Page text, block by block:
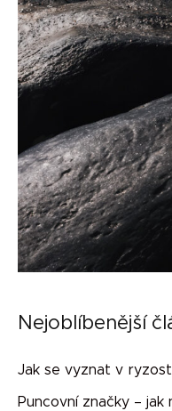
Nejoblíbenější
Jak se vyznat v
Puncovní značky – jak